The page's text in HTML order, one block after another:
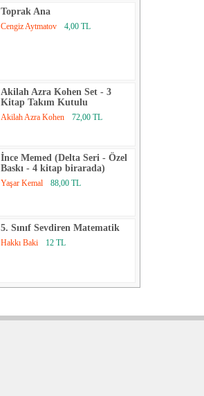
Toprak Ana
Cengiz Aytmatov 4,00 TL
Akilah Azra Kohen Set - 3
Kitap Takım Kutulu
Akilah Azra Kohen 72,00 TL
İnce Memed (Delta Seri - Özel
Baskı - 4 kitap birarada)
Yaşar Kemal 88,00 TL
5. Sınıf Sevdiren Matematik
Hakkı Baki 12 TL